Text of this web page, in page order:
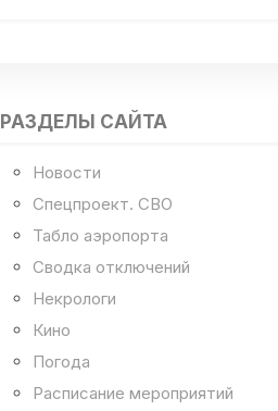
РАЗДЕЛЫ САЙТА
Новости
Спецпроект. СВО
Табло аэропорта
Сводка отключений
Некрологи
Кино
Погода
Расписание мероприятий